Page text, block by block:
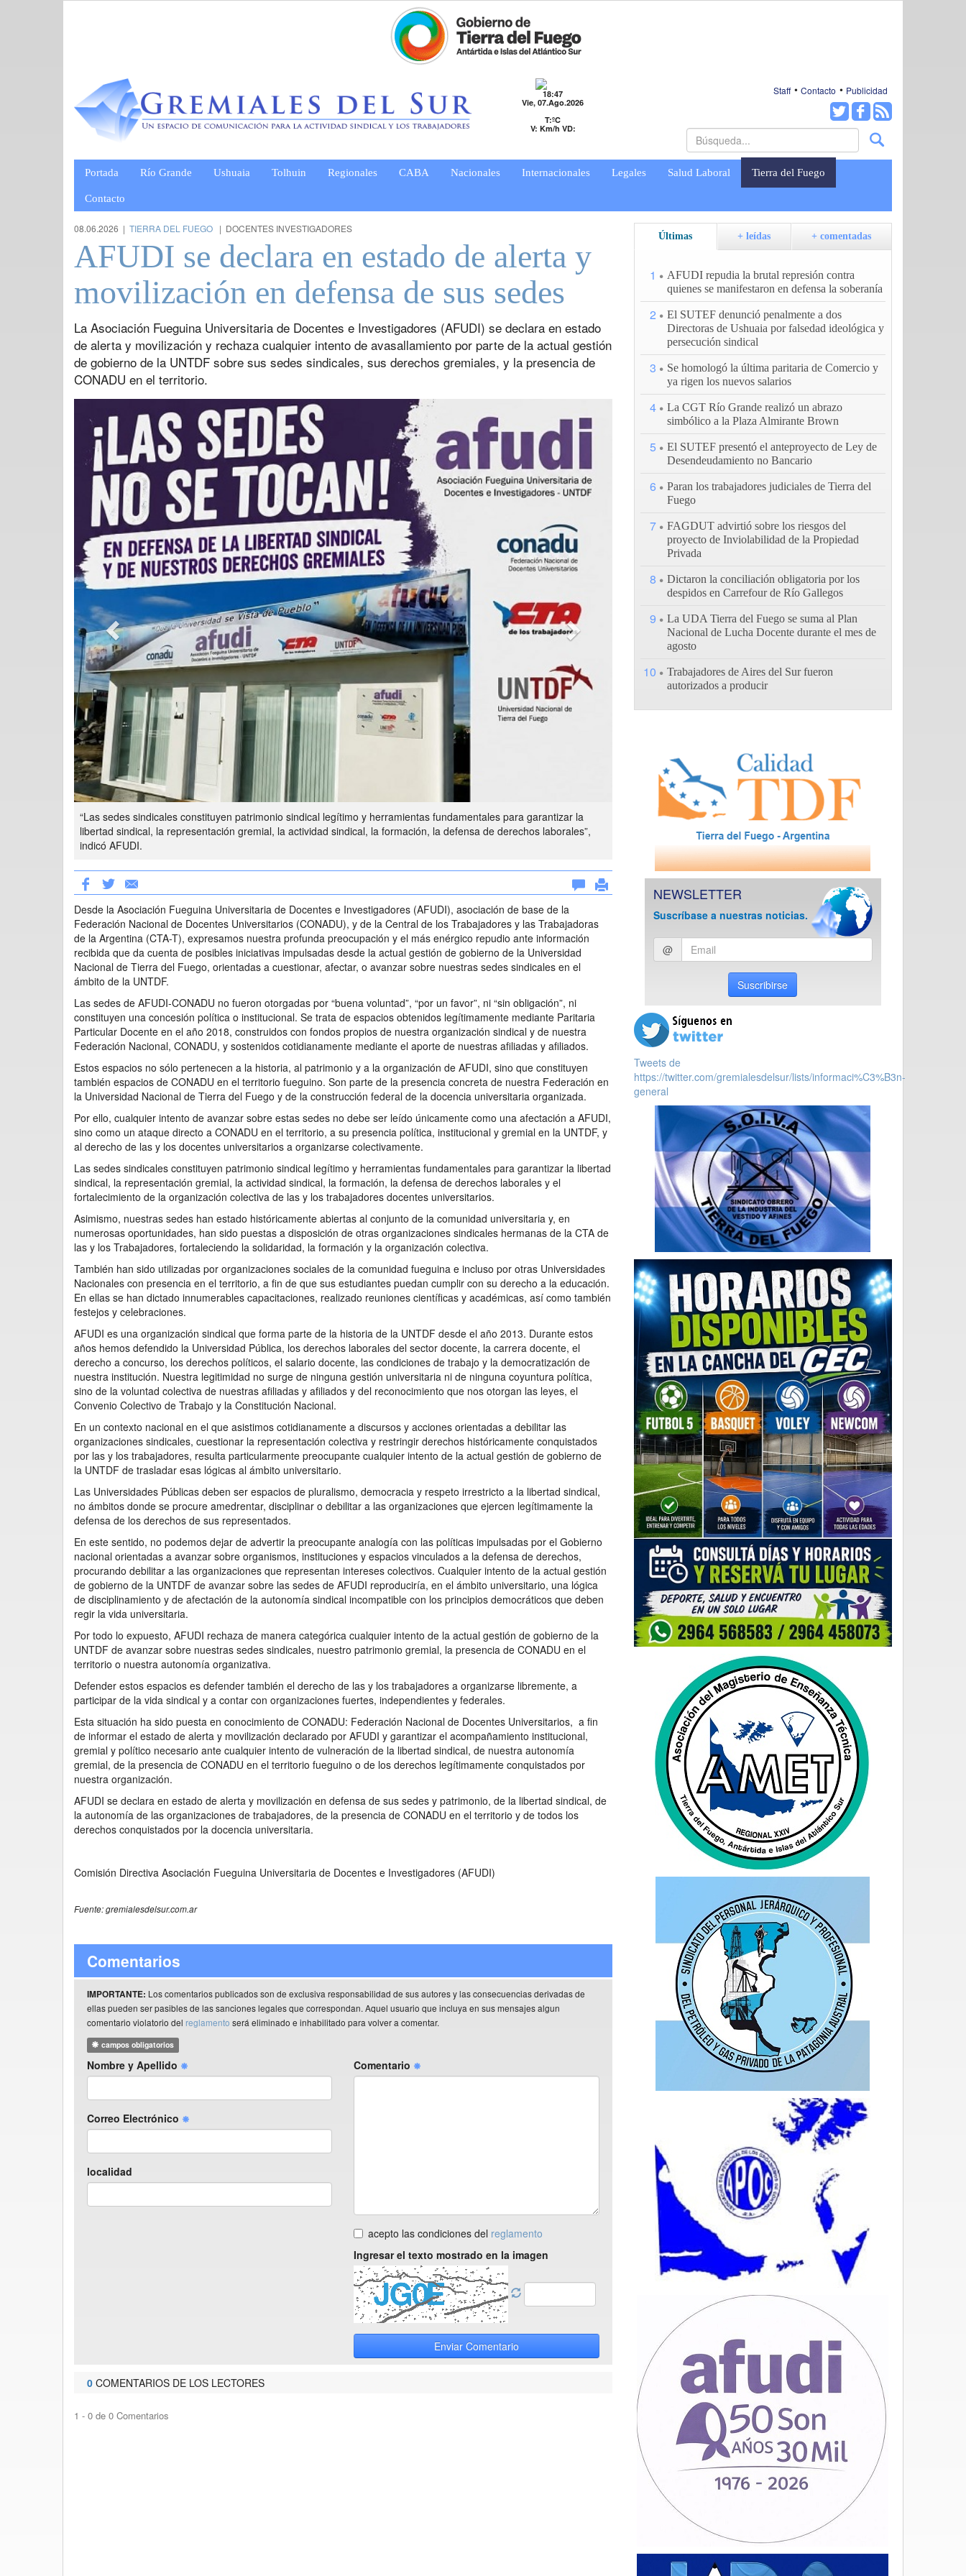
18:47
Vie, 07.Ago.2026
T:ºC
V: Km/h VD:
Staff Contacto Publicidad
Portada Río Grande Ushuaia Tolhuin Regionales CABA Nacionales Internacionales Legales Salud Laboral Tierra del Fuego
Contacto
08.06.2026 | TIERRA DEL FUEGO | DOCENTES INVESTIGADORES
AFUDI se declara en estado de alerta y
movilización en defensa de sus sedes
La Asociación Fueguina Universitaria de Docentes e Investigadores (AFUDI) se declara en estado
de alerta y movilización y rechaza cualquier intento de avasallamiento por parte de la actual gestión
de gobierno de la UNTDF sobre sus sedes sindicales, sus derechos gremiales, y la presencia de
CONADU en el territorio.
“Las sedes sindicales constituyen patrimonio sindical legítimo y herramientas fundamentales para garantizar la
libertad sindical, la representación gremial, la actividad sindical, la formación, la defensa de derechos laborales”,
indicó AFUDI.
Previous
Desde la Asociación Fueguina Universitaria de Docentes e Investigadores (AFUDI), asociación de base de la
Federación Nacional de Docentes Universitarios (CONADU), y de la Central de los Trabajadores y las Trabajadoras
de la Argentina (CTA-T), expresamos nuestra profunda preocupación y el más enérgico repudio ante información
recibida que da cuenta de posibles iniciativas impulsadas desde la actual gestión de gobierno de la Universidad
Nacional de Tierra del Fuego, orientadas a cuestionar, afectar, o avanzar sobre nuestras sedes sindicales en el
ámbito de la UNTDF.
Las sedes de AFUDI-CONADU no fueron otorgadas por “buena voluntad”, “por un favor”, ni “sin obligación”, ni
constituyen una concesión política o institucional. Se trata de espacios obtenidos legítimamente mediante Paritaria
Particular Docente en el año 2018, construidos con fondos propios de nuestra organización sindical y de nuestra
Federación Nacional, CONADU, y sostenidos cotidianamente mediante el aporte de nuestras afiliadas y afiliados.
Estos espacios no sólo pertenecen a la historia, al patrimonio y a la organización de AFUDI, sino que constituyen
también espacios de CONADU en el territorio fueguino. Son parte de la presencia concreta de nuestra Federación en
la Universidad Nacional de Tierra del Fuego y de la construcción federal de la docencia universitaria organizada.
Por ello, cualquier intento de avanzar sobre estas sedes no debe ser leído únicamente como una afectación a AFUDI,
sino como un ataque directo a CONADU en el territorio, a su presencia política, institucional y gremial en la UNTDF, y
al derecho de las y los docentes universitarios a organizarse colectivamente.
Las sedes sindicales constituyen patrimonio sindical legítimo y herramientas fundamentales para garantizar la libertad
sindical, la representación gremial, la actividad sindical, la formación, la defensa de derechos laborales y el
fortalecimiento de la organización colectiva de las y los trabajadores docentes universitarios.
Asimismo, nuestras sedes han estado históricamente abiertas al conjunto de la comunidad universitaria y, en
numerosas oportunidades, han sido puestas a disposición de otras organizaciones sindicales hermanas de la CTA de
las y los Trabajadores, fortaleciendo la solidaridad, la formación y la organización colectiva.
También han sido utilizadas por organizaciones sociales de la comunidad fueguina e incluso por otras Universidades
Nacionales con presencia en el territorio, a fin de que sus estudiantes puedan cumplir con su derecho a la educación.
En ellas se han dictado innumerables capacitaciones, realizado reuniones científicas y académicas, así como también
festejos y celebraciones.
AFUDI es una organización sindical que forma parte de la historia de la UNTDF desde el año 2013. Durante estos
años hemos defendido la Universidad Pública, los derechos laborales del sector docente, la carrera docente, el
derecho a concurso, los derechos políticos, el salario docente, las condiciones de trabajo y la democratización de
nuestra institución. Nuestra legitimidad no surge de ninguna gestión universitaria ni de ninguna coyuntura política,
sino de la voluntad colectiva de nuestras afiliadas y afiliados y del reconocimiento que nos otorgan las leyes, el
Convenio Colectivo de Trabajo y la Constitución Nacional.
En un contexto nacional en el que asistimos cotidianamente a discursos y acciones orientadas a debilitar las
organizaciones sindicales, cuestionar la representación colectiva y restringir derechos históricamente conquistados
por las y los trabajadores, resulta particularmente preocupante cualquier intento de la actual gestión de gobierno de
la UNTDF de trasladar esas lógicas al ámbito universitario.
Las Universidades Públicas deben ser espacios de pluralismo, democracia y respeto irrestricto a la libertad sindical,
no ámbitos donde se procure amedrentar, disciplinar o debilitar a las organizaciones que ejercen legítimamente la
defensa de los derechos de sus representados.
En este sentido, no podemos dejar de advertir la preocupante analogía con las políticas impulsadas por el Gobierno
nacional orientadas a avanzar sobre organismos, instituciones y espacios vinculados a la defensa de derechos,
procurando debilitar a las organizaciones que representan intereses colectivos. Cualquier intento de la actual gestión
de gobierno de la UNTDF de avanzar sobre las sedes de AFUDI reproduciría, en el ámbito universitario, una lógica
de disciplinamiento y de afectación de la autonomía sindical incompatible con los principios democráticos que deben
regir la vida universitaria.
Por todo lo expuesto, AFUDI rechaza de manera categórica cualquier intento de la actual gestión de gobierno de la
UNTDF de avanzar sobre nuestras sedes sindicales, nuestro patrimonio gremial, la presencia de CONADU en el
territorio o nuestra autonomía organizativa.
Defender estos espacios es defender también el derecho de las y los trabajadores a organizarse libremente, a
participar de la vida sindical y a contar con organizaciones fuertes, independientes y federales.
Esta situación ha sido puesta en conocimiento de CONADU: Federación Nacional de Docentes Universitarios, a fin
de informar el estado de alerta y movilización declarado por AFUDI y garantizar el acompañamiento institucional,
gremial y político necesario ante cualquier intento de vulneración de la libertad sindical, de nuestra autonomía
gremial, de la presencia de CONADU en el territorio fueguino o de los derechos legítimamente conquistados por
nuestra organización.
AFUDI se declara en estado de alerta y movilización en defensa de sus sedes y patrimonio, de la libertad sindical, de
la autonomía de las organizaciones de trabajadores, de la presencia de CONADU en el territorio y de todos los
derechos conquistados por la docencia universitaria.
Comisión Directiva Asociación Fueguina Universitaria de Docentes e Investigadores (AFUDI)
Fuente: gremialesdelsur.com.ar
Comentarios
IMPORTANTE: Los comentarios publicados son de exclusiva responsabilidad de sus autores y las consecuencias derivadas de
ellas pueden ser pasibles de las sanciones legales que correspondan. Aquel usuario que incluya en sus mensajes algun
comentario violatorio del reglamento será eliminado e inhabilitado para volver a comentar.
campos obligatorios
Nombre y Apellido
Correo Electrónico
localidad
Comentario
acepto las condiciones del reglamento
Ingresar el texto mostrado en la imagen
Enviar Comentario
0 COMENTARIOS DE LOS LECTORES
1 - 0 de 0 Comentarios
Últimas + leídas + comentadas
1
AFUDI repudia la brutal represión contra
quienes se manifestaron en defensa la soberanía
2
El SUTEF denunció penalmente a dos
Directoras de Ushuaia por falsedad ideológica y
persecución sindical
3
Se homologó la última paritaria de Comercio y
ya rigen los nuevos salarios
4
La CGT Río Grande realizó un abrazo
simbólico a la Plaza Almirante Brown
5
El SUTEF presentó el anteproyecto de Ley de
Desendeudamiento no Bancario
6
Paran los trabajadores judiciales de Tierra del
Fuego
7
FAGDUT advirtió sobre los riesgos del
proyecto de Inviolabilidad de la Propiedad
Privada
8
Dictaron la conciliación obligatoria por los
despidos en Carrefour de Río Gallegos
9
La UDA Tierra del Fuego se suma al Plan
Nacional de Lucha Docente durante el mes de
agosto
10
Trabajadores de Aires del Sur fueron
autorizados a producir
NEWSLETTER
Suscríbase a nuestras noticias.
Ingresar
email
@
Suscribirse
Tweets de
https://twitter.com/gremialesdelsur/lists/informaci%C3%B3n-
general